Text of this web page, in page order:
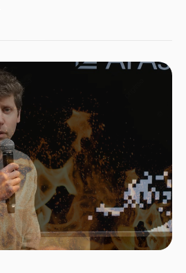
튜디오 워너브러더스를 인수했다.
간 인수합병(M&A)을 넘어 지난 10여 년간
이 종결됐음을 알리는 시그널이다. 콘텐츠
계열화를 구축한 ‘넷플릭스 스트리밍 제국’
금까지 고수해 온 자체 생태계 구축 전략에
해 시장 지배력을 더 강화하는 공격적인
’, ‘왕좌의 게임’, ‘DC 유니버스’ 등 전
넷플릭스의 글로벌 유통망 및 강력한
을 미칠 전망이다.&nbsp;반면 WBD는
사를 쪼개 매각하는 고육지책을 선택, 시대의
통 미디어의 씁쓸한 현실을 보여줬다.
며 워너미디어와 디스커버리의 합병으로 야심
무릎을 꿇고 만 것이다. WBD는 스튜디오 및
와 HBO 외에 CNN, TNT, 디스커버리 등